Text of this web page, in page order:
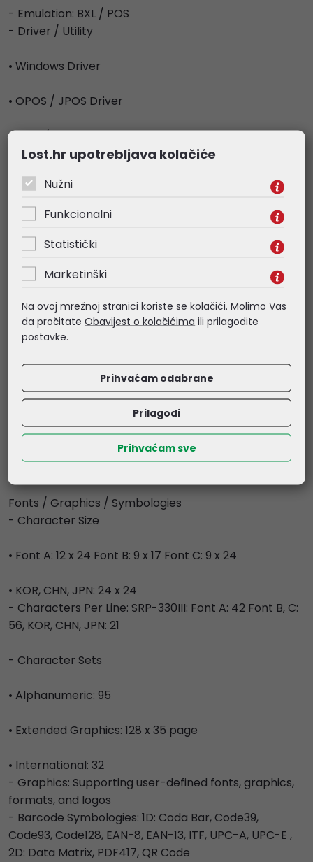
- Emulation: BXL / POS
- Driver / Utility
• Windows Driver
• OPOS / JPOS Driver
• Linux / Mac CUPS Driver
• Utility Program
• Network Auto Installer
SDK / Plugin
• Android / iOS / Windows SDK
• Linux SDK
Fonts / Graphics / Symbologies
- Character Size
• Font A: 12 x 24 Font B: 9 x 17 Font C: 9 x 24
• KOR, CHN, JPN: 24 x 24
- Characters Per Line: SRP-330III: Font A: 42 Font B, C:
56, KOR, CHN, JPN: 21
- Character Sets
• Alphanumeric: 95
• Extended Graphics: 128 x 35 page
• International: 32
- Graphics: Supporting user-defined fonts, graphics,
formats, and logos
- Barcode Symbologies: 1D: Coda Bar, Code39,
Code93, Code128, EAN-8, EAN-13, ITF, UPC-A, UPC-E ,
2D: Data Matrix, PDF417, QR Code
Lost.hr upotrebljava kolačiće
Nužni
Funkcionalni
Statistički
Marketinški
Na ovoj mrežnoj stranici koriste se kolačići. Molimo Vas
da pročitateObavijest o kolačićima ili prilagodite
postavke.
Prihvaćam odabrane
Prilagodi
Prihvaćam sve